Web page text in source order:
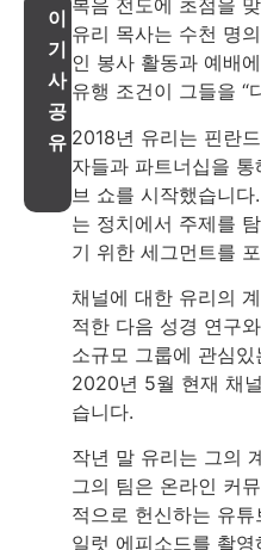
이
기
사
공
유
복음 전도에 초점을
유리 목사는 수천 명
인 봉사 활동과 예배
유행 조건이 그들을 “
2018년 유리는 핀란
자들과 파트너십을
브 쇼를 시작했습니
는 정치에서 주제를
기 위한 세그먼트를
채널에 대한 유리의
적한 다음 성경 연구
소규모 그룹에 관심
2020년 5월 현재 채
습니다.
작년 말 유리는 그의
그의 팀은 온라인 커
적으로 헌신하는 유
일럿 에피소드를 촬